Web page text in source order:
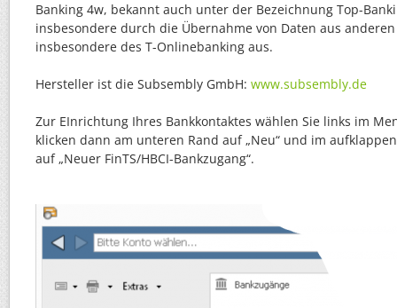
Banking 4w, bekannt auch unter der Bezeichnung Top-
insbesondere durch die Übernahme von Daten aus
insbesondere des T-Onlinebanking aus.
Hersteller ist die Subsembly GmbH: www.subsembly.de
Zur EInrichtung Ihres Bankkontaktes wählen Sie links im
klicken dann am unteren Rand auf „Neu“ und im
auf „Neuer FinTS/HBCI-Bankzugang“.